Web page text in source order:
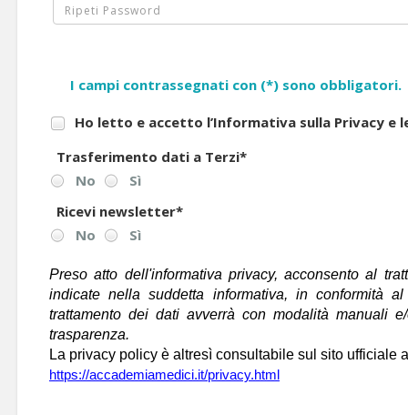
I campi contrassegnati con (*) sono obbligatori.
Ho letto e accetto l’Informativa sulla Privacy e
Trasferimento dati a Terzi*
No
Sì
Ricevi newsletter*
No
Sì
Preso atto dell'informativa privacy, acconsento al
indicate nella suddetta informativa, in conformità
trattamento dei dati avverrà con modalità manuali
trasparenza.
La privacy policy è altresì consultabile sul sito ufficiale
https://accademiamedici.it/privacy.html